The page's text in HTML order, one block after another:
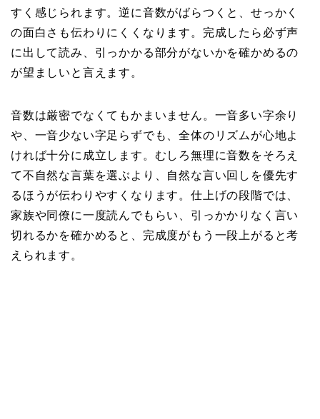
すく感じられます。逆に音数がばらつくと、せっかく
の面白さも伝わりにくくなります。完成したら必ず声
に出して読み、引っかかる部分がないかを確かめるの
が望ましいと言えます。
音数は厳密でなくてもかまいません。一音多い字余り
や、一音少ない字足らずでも、全体のリズムが心地よ
ければ十分に成立します。むしろ無理に音数をそろえ
て不自然な言葉を選ぶより、自然な言い回しを優先す
るほうが伝わりやすくなります。仕上げの段階では、
家族や同僚に一度読んでもらい、引っかかりなく言い
切れるかを確かめると、完成度がもう一段上がると考
えられます。